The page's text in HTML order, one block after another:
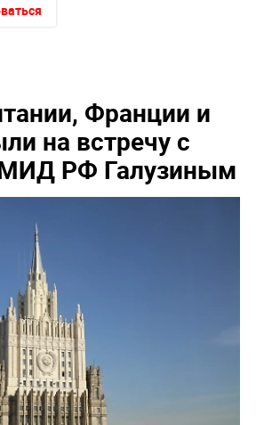
Франции и
на встречу с
РФ Галузиным